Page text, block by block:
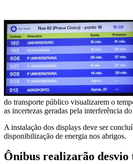
do transporte público visualizarem o
as incertezas geradas pela interferência
A instalação dos displays deve ser
disponibilização de energia nos abrigos.
Ônibus realizarão